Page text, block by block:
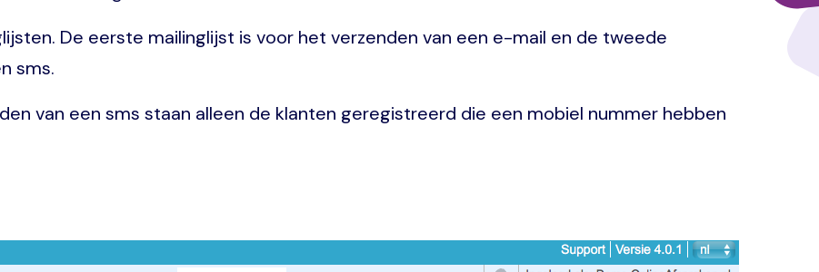
De eerste mailinglijst is voor het verzenden van een e-mail en de tweede
sms.
van een sms staan alleen de klanten geregistreerd die een mobiel nummer hebben